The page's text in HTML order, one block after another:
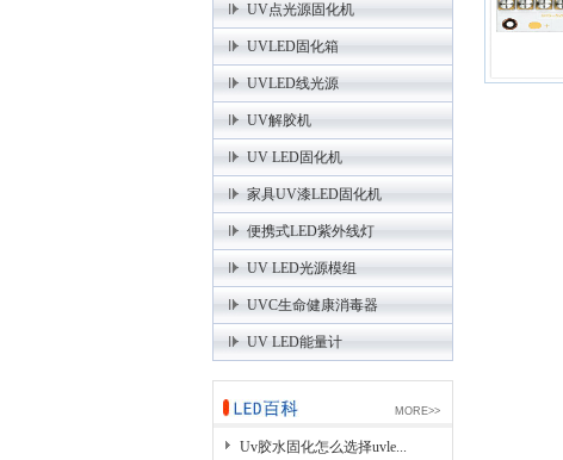
UV点光源固化机
UVLED固化箱
UVLED线光源
UV解胶机
UV LED固化机
家具UV漆LED固化机
便携式LED紫外线灯
UV LED光源模组
UVC生命健康消毒器
UV LED能量计
MORE>>
Uv胶水固化怎么选择uvle...